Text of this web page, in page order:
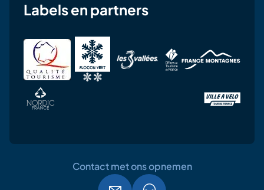
Labels en partners
Contact met ons opnemen